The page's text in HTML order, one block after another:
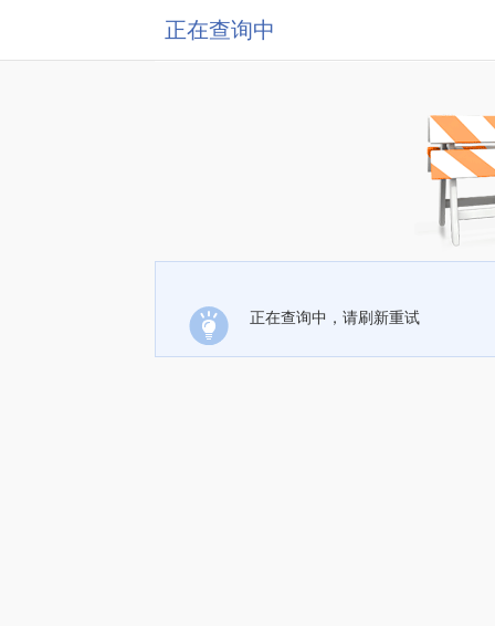
正在查询中
正在查询中，请刷新重试